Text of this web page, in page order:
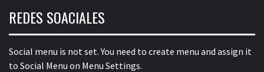
REDES SOACIALES
Social menu is not set. You need to create menu and assign it
to Social Menu on Menu Settings.